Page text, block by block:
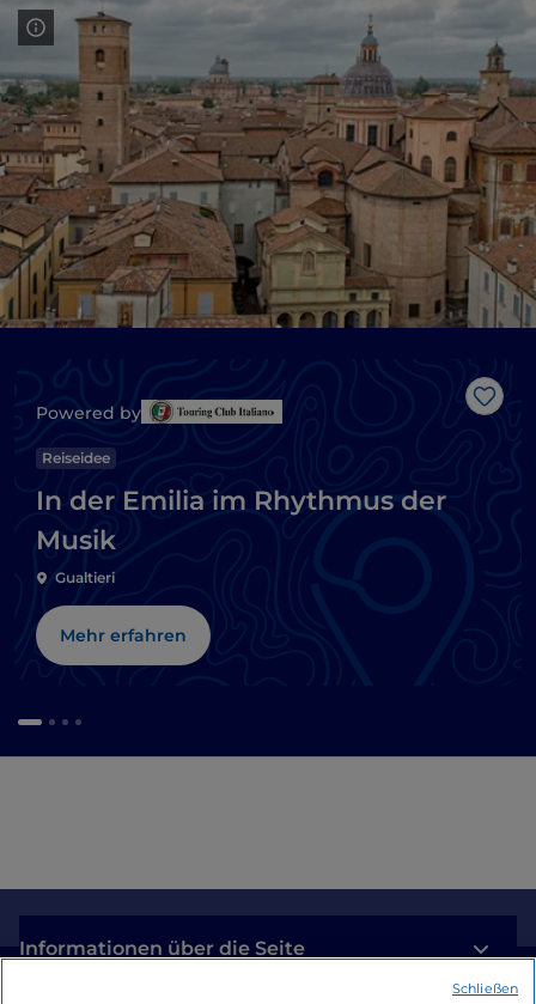
Like
Powered by
Reiseidee
In der Emilia im Rhythmus der
Musik
Gualtieri
Mehr erfahren
Informationen über die Seite
Schließen